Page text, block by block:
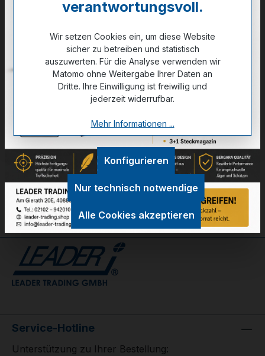
Zum Merkzettel hinzufügen
Technische Daten
GPSR Information
Bewertungen
Service-Hotline
Unterstützung zu Ihrer Bestellung:
verantwortungsvoll.
Wir setzen Cookies ein, um diese Website
sicher zu betreiben und statistisch
auszuwerten. Für die Analyse verwenden wir
Matomo ohne Weitergabe Ihrer Daten an
Dritte. Ihre Einwilligung ist freiwillig und
jederzeit widerrufbar.
Mehr Informationen ...
Nur technisch notwendige
Konfigurieren
Alle Cookies akzeptieren